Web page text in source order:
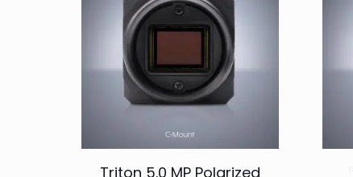
Triton 5.0 MP Polarized